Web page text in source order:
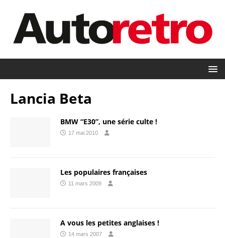
Lancia Beta
BMW “E30”, une série culte !
17 mai 2010
Les populaires françaises
11 mars 2009
A vous les petites anglaises !
14 mars 2007